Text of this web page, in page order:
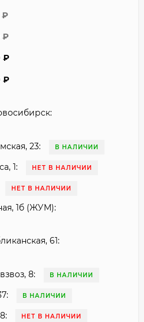
₽
₽
₽
₽
23: В НАЛИЧИИ
1: НЕТ В НАЛИЧИИ
НЕТ В НАЛИЧИИ
1б (ЖУМ):
61:
8: В НАЛИЧИИ
В НАЛИЧИИ
НЕТ В НАЛИЧИИ